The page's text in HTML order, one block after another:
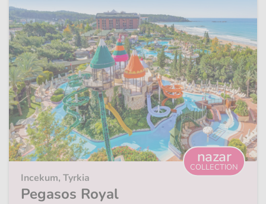
nazar
COLLECTION
Incekum, Tyrkia
Pegasos Royal